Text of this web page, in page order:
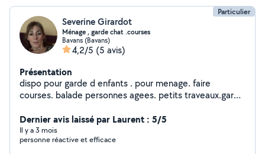
Particulier
Severine Girardot
Ménage , garde chat .courses
Bavans (Bavans)
4,2/5 (5 avis)
Présentation
dispo pour garde d enfants . pour menage. faire
courses. balade personnes agees. petits traveaux.garde
Dernier avis laissé par Laurent : 5/5
Il y a 3 mois
personne réactive et efficace